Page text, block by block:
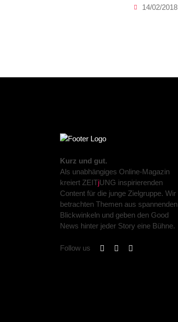
14/02/2018
Kurz und gut.
Als unabhängiges Online-Magazin
kreiert ZEITjUNG inspirierenden
Content für die junge Zielgruppe. Wir
betrachten Themen aus spannenden
Blickwinkeln und geben den Good
News hinter jeder Story eine Bühne.
Follow us